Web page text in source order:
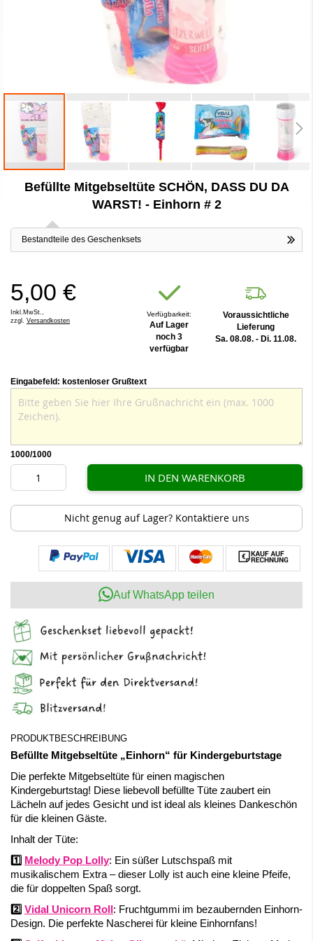
AnfangBefüllte Mitgebseltüte SCHÖN, DASS DU DA
WARST! - Einhorn # 2
Bestandteile des Geschenksets
5,00 €
Inkl.MwSt.,
zzgl. Versandkosten
Verfügbarkeit:
Auf Lager
noch 3
verfügbar
Voraussichtliche
Lieferung
Sa. 08.08. - Di. 11.08.
Eingabefeld: kostenloser Grußtext
1000/1000
IN DEN WARENKORB
Nicht genug auf Lager? Kontaktiere uns
Auf WhatsApp teilen
PRODUKTBESCHREIBUNG
Befüllte Mitgebseltüte „Einhorn“ für Kindergeburtstage
Die perfekte Mitgebseltüte für einen magischen
Kindergeburtstag! Diese liebevoll befüllte Tüte zaubert ein
Lächeln auf jedes Gesicht und ist ideal als kleines Dankeschön
für die kleinen Gäste.
Inhalt der Tüte:
1️⃣
Melody Pop Lolly: Ein süßer Lutschspaß mit
musikalischem Extra – dieser Lolly ist auch eine kleine Pfeife,
die für doppelten Spaß sorgt.
2️⃣ Vidal Unicorn Roll : Fruchtgummi im bezaubernden Einhorn-
Design. Die perfekte Nascherei für kleine Einhornfans!